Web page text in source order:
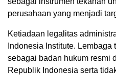
perusahaan yang menjadi
Ketiadaan legalitas
Indonesia Institute. Lembaga
sebagai badan hukum resmi
Republik Indonesia serta